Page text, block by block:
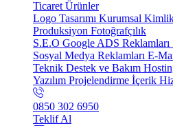
Ticaret Ürünler
Logo Tasarımı Kurumsal
Produksiyon Fotoğrafçılık
S.E.O Google ADS Reklamları
Sosyal Medya Reklamları E-
Teknik Destek ve Bakım
Yazılım Projelendirme İçerik
0850 302 6950
Teklif Al